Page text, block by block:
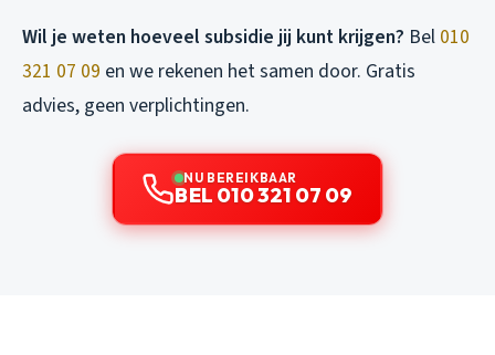
Wil je weten hoeveel subsidie jij kunt krijgen? Bel 010
321 07 09 en we rekenen het samen door. Gratis
advies, geen verplichtingen.
NU BEREIKBAAR
BEL 010 321 07 09